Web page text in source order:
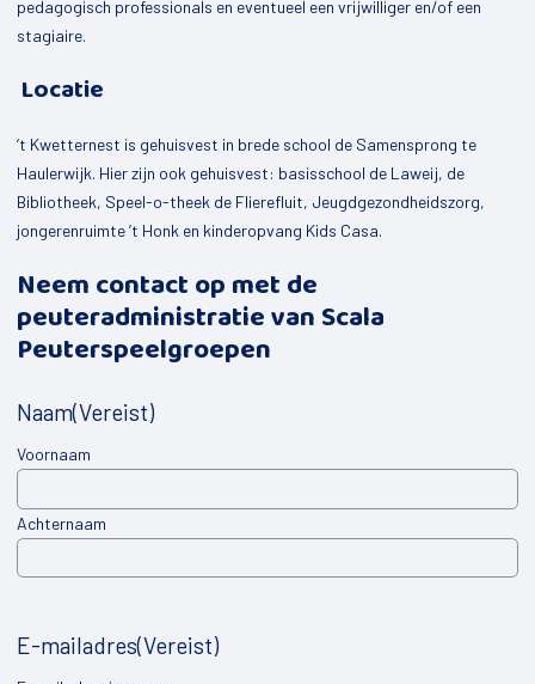
Mijn Dorp
Oldeberkoop
Haule
Waskemeer
Langedijke
Nijeberkoop
Makkinga
Donkerbroek
Oosterwolde
Appelscha
pedagogisch professionals en eventueel een vrijwilliger en/of een
stagiaire.
Locatie
’t Kwetternest is gehuisvest in brede school de Samensprong te
Haulerwijk. Hier zijn ook gehuisvest: basisschool de Laweij, de
Bibliotheek, Speel-o-theek de Flierefluit, Jeugdgezondheidszorg,
jongerenruimte ’t Honk en kinderopvang Kids Casa.
Neem contact op met de
peuteradministratie van Scala
Peuterspeelgroepen
Naam(Vereist)
Voornaam
Achternaam
E-mailadres(Vereist)